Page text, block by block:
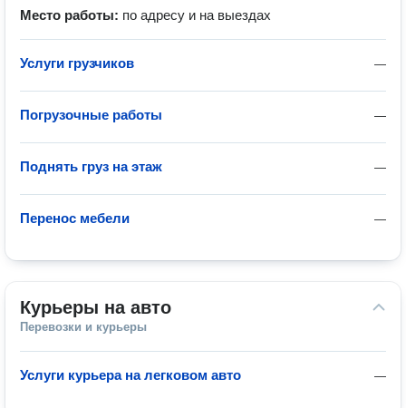
Место работы: по адресу и на выездах
—
Услуги грузчиков
—
Погрузочные работы
—
Поднять груз на этаж
—
Перенос мебели
Курьеры на авто
Перевозки и курьеры
—
Услуги курьера на легковом авто